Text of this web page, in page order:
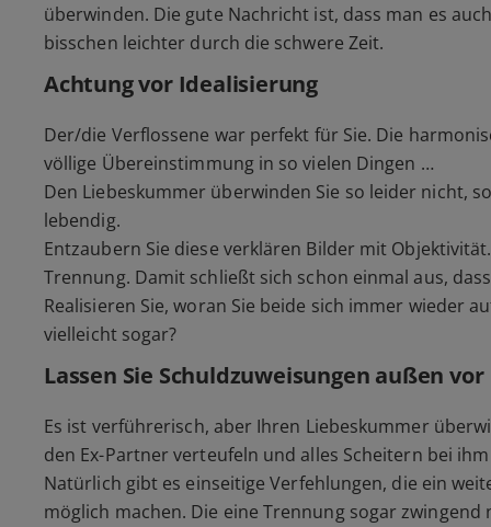
überwinden. Die gute Nachricht ist, dass man es
bisschen leichter durch die schwere Zeit.
Achtung vor Idealisierung
Der/die Verflossene war perfekt für Sie. Die
völlige Übereinstimmung in so vielen Dingen …
Den Liebeskummer überwinden Sie so leider nicht,
lebendig.
Entzaubern Sie diese verklären Bilder mit
Trennung. Damit schließt sich schon einmal aus,
Realisieren Sie, woran Sie beide sich immer wieder
vielleicht sogar?
Lassen Sie Schuldzuweisungen außen vor
Es ist verführerisch, aber Ihren Liebeskummer
den Ex-Partner verteufeln und alles Scheitern bei
Natürlich gibt es einseitige Verfehlungen, die ein
möglich machen. Die eine Trennung sogar zwingend